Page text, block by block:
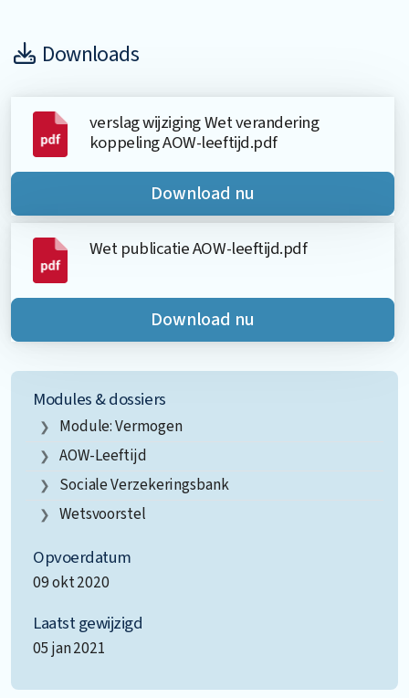
Downloads
verslag wijziging Wet verandering
koppeling AOW-leeftijd.pdf
Download nu
Wet publicatie AOW-leeftijd.pdf
Download nu
Modules & dossiers
Module: Vermogen
AOW-Leeftijd
Sociale Verzekeringsbank
Wetsvoorstel
Opvoerdatum
09 okt 2020
Laatst gewijzigd
05 jan 2021